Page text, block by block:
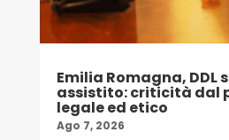
Emilia Romagna, DDL
assistito: criticità dal
legale ed etico
Ago 7, 2026